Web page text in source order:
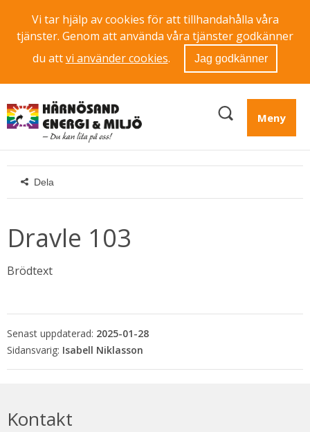
Vi tar hjälp av cookies för att tillhandahålla våra
tjänster. Genom att använda våra tjänster godkänner
du attvi använder cookies. Jag godkänner
Meny
Dela
Dravle 103
Brödtext
Senast uppdaterad: 2025-01-28
Isabell Niklasson
Kontakt